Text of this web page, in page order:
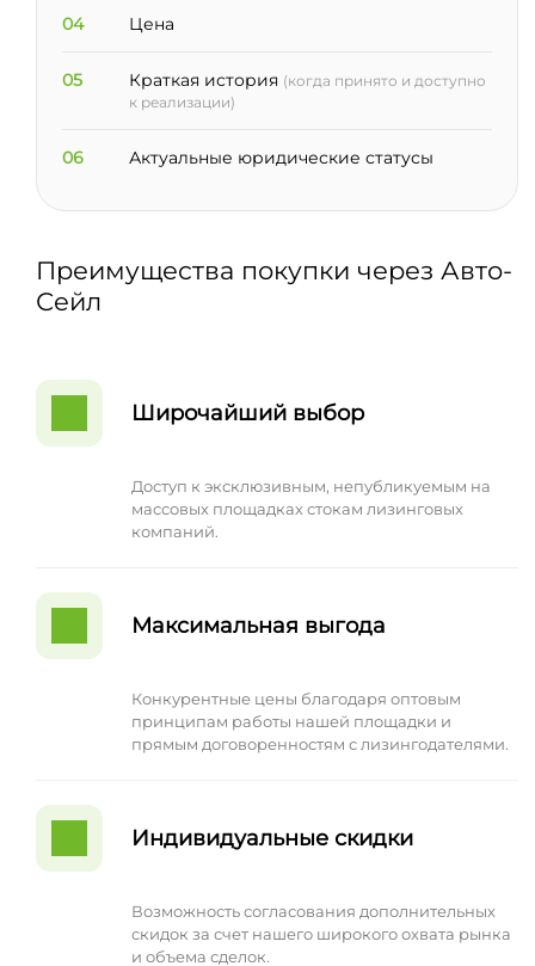
04 Цена
05 Краткая история (когда принято и доступно
к реализации)
06 Актуальные юридические статусы
Преимущества покупки через Авто-
Сейл
Широчайший выбор
Доступ к эксклюзивным, непубликуемым на
массовых площадках стокам лизинговых
компаний.
Максимальная выгода
Конкурентные цены благодаря оптовым
принципам работы нашей площадки и
прямым договоренностям с лизингодателями.
Индивидуальные скидки
Возможность согласования дополнительных
скидок за счет нашего широкого охвата рынка
и объема сделок.